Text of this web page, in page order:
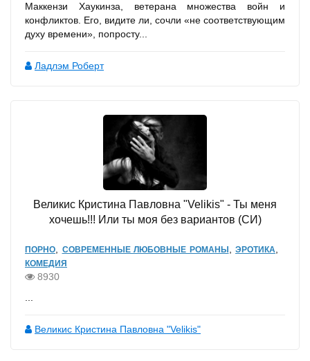
Маккензи Хаукинза, ветерана множества войн и
конфликтов. Его, видите ли, сочли «не соответствующим
духу времени», попросту...
Ладлэм Роберт
Великис Кристина Павловна "Velikis" - Ты меня
хочешь!!! Или ты моя без вариантов (СИ)
ПОРНО, СОВРЕМЕННЫЕ ЛЮБОВНЫЕ РОМАНЫ , ЭРОТИКА,
КОМЕДИЯ
8930
...
Великис Кристина Павловна "Velikis"